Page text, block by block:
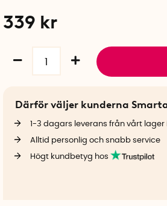
339 kr
Därför väljer kunderna
1-3 dagars leverans från vårt lager
Alltid personlig och snabb service
Högt kundbetyg hos